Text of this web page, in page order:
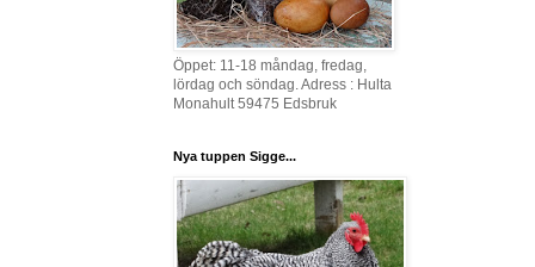
Öppet: 11-18 måndag, fredag,
lördag och söndag. Adress : Hulta
Monahult 59475 Edsbruk
Nya tuppen Sigge...